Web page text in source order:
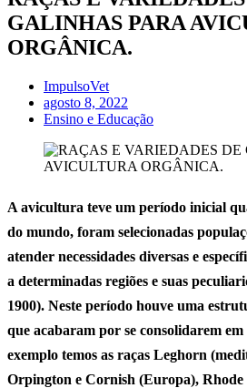
GALINHAS PARA
ORGÂNICA.
ImpulsoVet
agosto 8, 2022
Ensino e Educação
A avicultura teve um período inicial
do mundo, foram selecionadas
atender necessidades diversas e
a determinadas regiões e suas
1900). Neste período houve uma
que acabaram por se consolidarem
exemplo temos as raças Leghorn
Orpington e Cornish (Europa),